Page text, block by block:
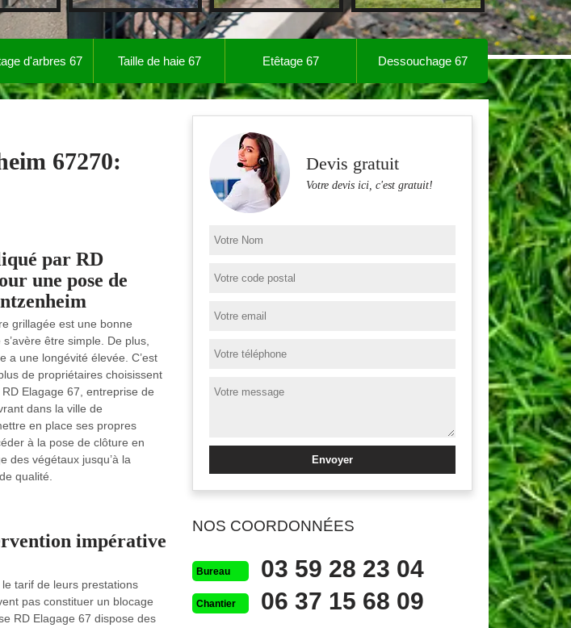
d'arbres 67 Taille de haie 67 Etêtage 67 Dessouchage 67
67270:
par RD
une pose de
grillagée est une bonne
être simple. De plus,
a une longévité élevée. C’est
de propriétaires choisissent
Elagage 67, entreprise de
dans la ville de
en place ses propres
à la pose de clôture en
des végétaux jusqu’à la
qualité.
impérative
tarif de leurs prestations
pas constituer un blocage
RD Elagage 67 dispose des
Devis gratuit
Votre devis ici, c'est gratuit!
NOS COORDONNÉES
Bureau 03 59 28 23 04
Chantier 06 37 15 68 09